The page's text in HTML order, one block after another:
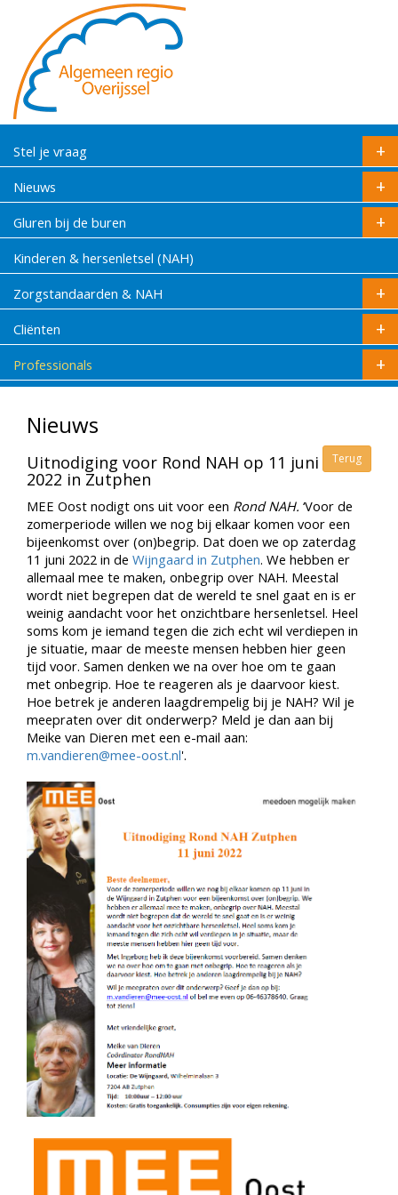
Stel je vraag
Nieuws
Gluren bij de buren
Kinderen & hersenletsel (NAH)
Zorgstandaarden & NAH
Cliënten
Professionals
Nieuws
Terug
Uitnodiging voor Rond NAH op 11 juni
2022 in Zutphen
MEE Oost nodigt ons uit voor een Rond NAH. ‘Voor de
zomerperiode willen we nog bij elkaar komen voor een
bijeenkomst over (on)begrip. Dat doen we op zaterdag
11 juni 2022 in de Wijngaard in Zutphen. We hebben er
allemaal mee te maken, onbegrip over NAH. Meestal
wordt niet begrepen dat de wereld te snel gaat en is er
weinig aandacht voor het onzichtbare hersenletsel. Heel
soms kom je iemand tegen die zich echt wil verdiepen in
je situatie, maar de meeste mensen hebben hier geen
tijd voor. Samen denken we na over hoe om te gaan
met onbegrip. Hoe te reageren als je daarvoor kiest.
Hoe betrek je anderen laagdrempelig bij je NAH? Wil je
meepraten over dit onderwerp? Meld je dan aan bij
Meike van Dieren met een e-mail aan:
m.vandieren@mee-oost.nl'.